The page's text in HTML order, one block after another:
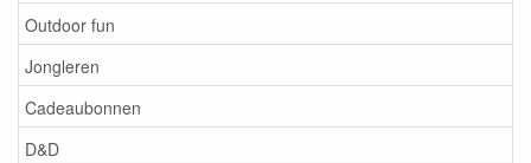
Outdoor fun
Jongleren
Cadeaubonnen
D&D